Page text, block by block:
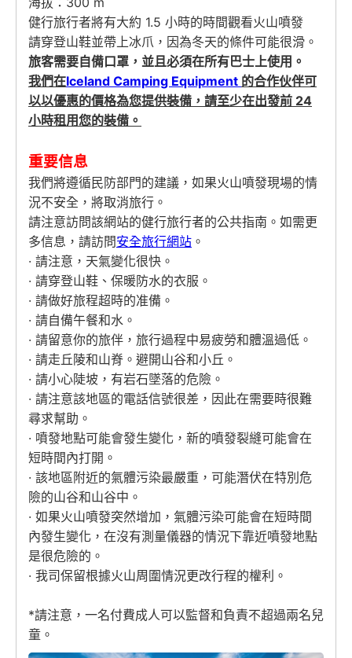
健行旅行者將有大約 1.5 小時的時間觀看火山噴發
請穿登山鞋並帶上冰爪，因為冬天的條件可能很滑。
旅客需要自備口罩，並且必須在所有巴士上使用。
我們在Iceland Camping Equipment 的合作伙伴可
以以優惠的價格為您提供裝備，請至少在出發前 24
小時租用您的裝備。
重要信息
我們將遵循民防部門的建議，如果火山噴發現場的情
況不安全，將取消旅行。
請注意訪問該網站的健行旅行者的公共指南。如需更
多信息，請訪問安全旅行網站 。
· 請注意，天氣變化很快。
· 請穿登山鞋、保暖防水的衣服。
· 請做好旅程超時的准備。
· 請自備午餐和水。
· 請留意你的旅伴，旅行過程中易疲勞和體溫過低。
· 請走丘陵和山脊。避開山谷和小丘。
· 請小心陡坡，有岩石墜落的危險。
· 請注意該地區的電話信號很差，因此在需要時很難
尋求幫助。
· 噴發地點可能會發生變化，新的噴發裂縫可能會在
短時間內打開。
· 該地區附近的氣體污染最嚴重，可能潛伏在特別危
險的山谷和山谷中。
· 如果火山噴發突然增加，氣體污染可能會在短時間
內發生變化，在沒有測量儀器的情況下靠近噴發地點
是很危險的。
· 我司保留根據火山周圍情況更改行程的權利。
*請注意，一名付費成人可以監督和負責不超過兩名兒
童。